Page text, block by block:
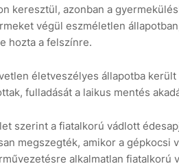
keresztül, azonban a
végül eszméletlen
hozta a felszínre.
életveszélyes állapotba
fulladását a laikus mentés
szerint a fiatalkorú vádlott
megszegték, amikor a gépkocsi
alkalmatlan fiatalkorú